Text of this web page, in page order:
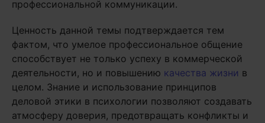
профессиональной коммуникации.
Ценность данной темы подтверждается тем
фактом, что умелое профессиональное общение
способствует не только успеху в коммерческой
деятельности, но и повышению качества жизни в
целом. Знание и использование принципов
деловой этики в психологии позволяют создавать
атмосферу доверия, предотвращать конфликты и